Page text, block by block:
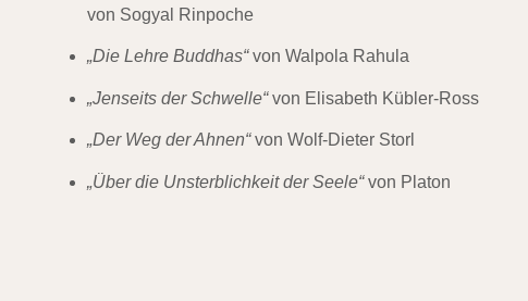
von Sogyal Rinpoche
„Die Lehre Buddhas“von Walpola Rahula
„Jenseits der Schwelle“von Elisabeth Kübler-Ross
„Der Weg der Ahnen“von Wolf-Dieter Storl
„Über die Unsterblichkeit der Seele“von Platon